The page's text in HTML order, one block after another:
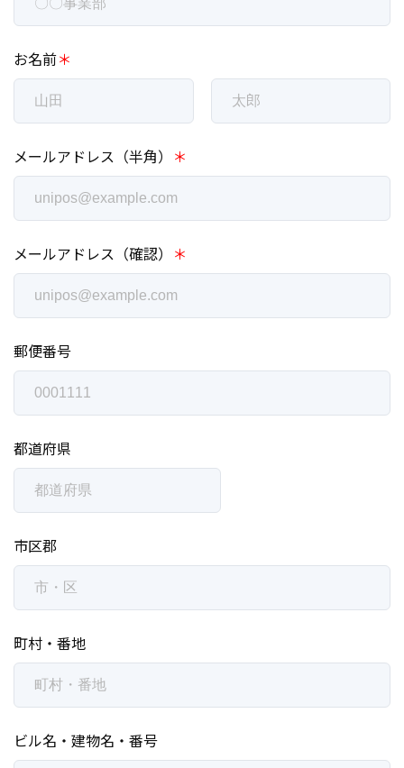
お名前＊
メールアドレス（半角） ＊
メールアドレス（確認） ＊
郵便番号
都道府県
市区郡
町村・番地
ビル名・建物名・番号